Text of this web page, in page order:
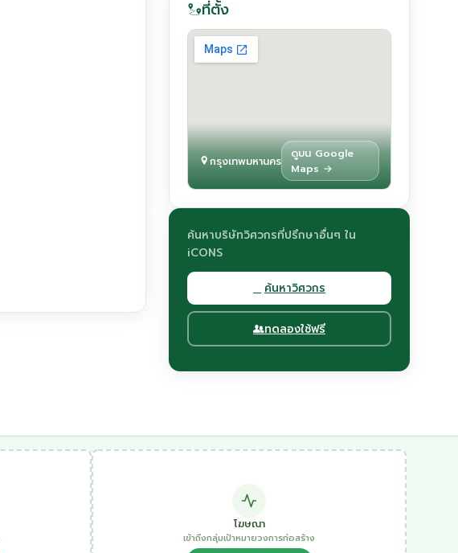
ที่ตั้ง
กรุงเทพมหานคร
ดูบน Google
Maps →
ค้นหาบริษัทวิศวกรที่ปรึกษาอื่นๆ ใน
iCONS
ค้นหาวิศวกร
ทดลองใช้ฟรี
โฆษณา
เข้าถึงกลุ่มเป้าหมายวงการก่อสร้าง